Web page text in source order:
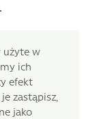
użyte w
ich
efekt
zastąpisz,
jako